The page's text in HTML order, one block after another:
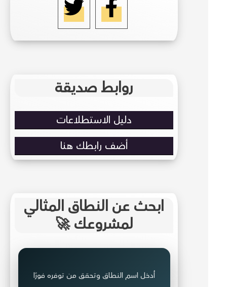
روابط صديقة
دليل الاستطلاعات
أضف رابطك هنا
ابحث عن النطاق المثالي
لمشروعك 🚀
أدخل اسم النطاق وتحقق من توفره فورًا